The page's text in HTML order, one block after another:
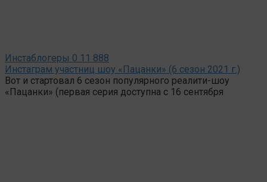
Инстаблогеры 0 11 888
Инстаграм участниц шоу «Пацанки» (6 сезон 2021 г.)
Вот и стартовал 6 сезон популярного реалити-шоу
«Пацанки» (первая серия доступна с 16 сентября